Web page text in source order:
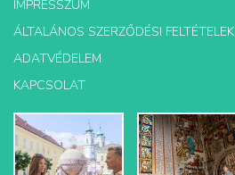
IMPRESSZUM
ÁLTALÁNOS SZERZŐDÉSI FELTÉTELEK
ADATVÉDELEM
KAPCSOLAT